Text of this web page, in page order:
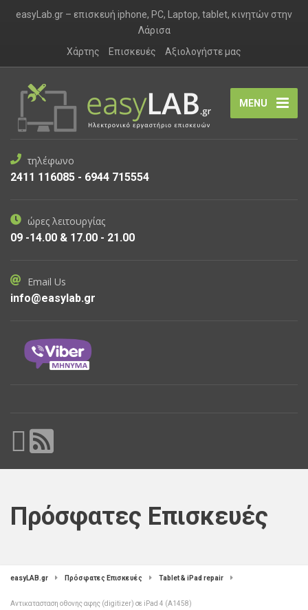
easyLab.gr – επισκευή iphone, PC, Laptop, tablet, κινητών στην
Λάρισα
Χάρτης
Επισκευές Αξιολογήστε μας
MENU
τηλέφωνο
2411 116085 - 6944 715554
ώρες λειτουργίας
09 -14.00 & 17.00 - 21.00
Email Us
info@easylab.gr
Πρόσφατες Επισκευές
easyLAB.gr Πρόσφατες Επισκευές Tablet & iPad repair
Αντικατασταση οθονης αφης (digitizer) σε iPad 4 (A1458)